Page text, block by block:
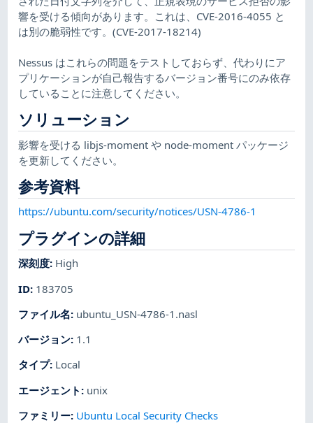
響を受ける傾向があります。これは、CVE-2016-4055 と
は別の脆弱性です。(CVE-2017-18214)
Nessus はこれらの問題をテストしておらず、代わりにア
プリケーションが自己報告するバージョン番号にのみ依存
していることに注意してください。
ソリューション
影響を受ける libjs-moment や node-moment パッケージ
を更新してください。
参考資料
https://ubuntu.com/security/notices/USN-4786-1
プラグインの詳細
深刻度: High
ID: 183705
ファイル名: ubuntu_USN-4786-1.nasl
バージョン: 1.1
タイプ: Local
エージェント : unix
ファミリー: Ubuntu Local Security Checks